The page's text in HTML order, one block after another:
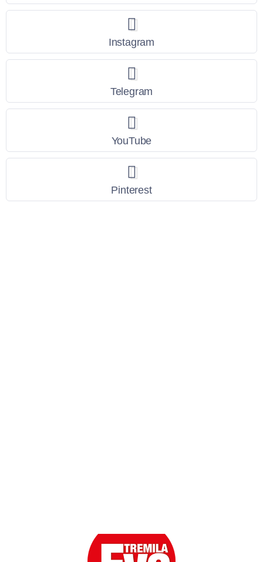
Instagram
Telegram
YouTube
Pinterest